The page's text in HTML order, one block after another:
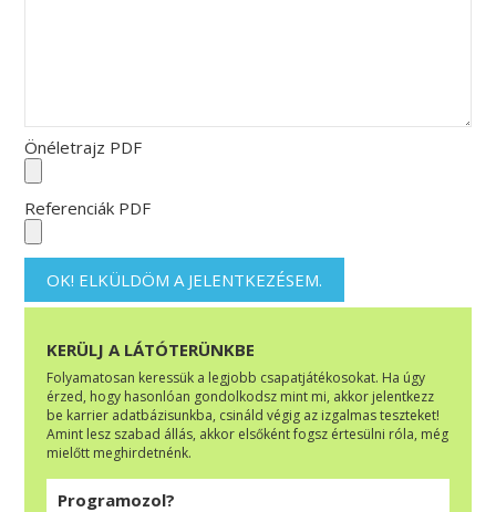
Önéletrajz PDF
Referenciák PDF
KERÜLJ A LÁTÓTERÜNKBE
Folyamatosan keressük a legjobb csapatjátékosokat. Ha úgy
érzed, hogy hasonlóan gondolkodsz mint mi, akkor jelentkezz
be karrier adatbázisunkba, csináld végig az izgalmas teszteket!
Amint lesz szabad állás, akkor elsőként fogsz értesülni róla, még
mielőtt meghirdetnénk.
Programozol?